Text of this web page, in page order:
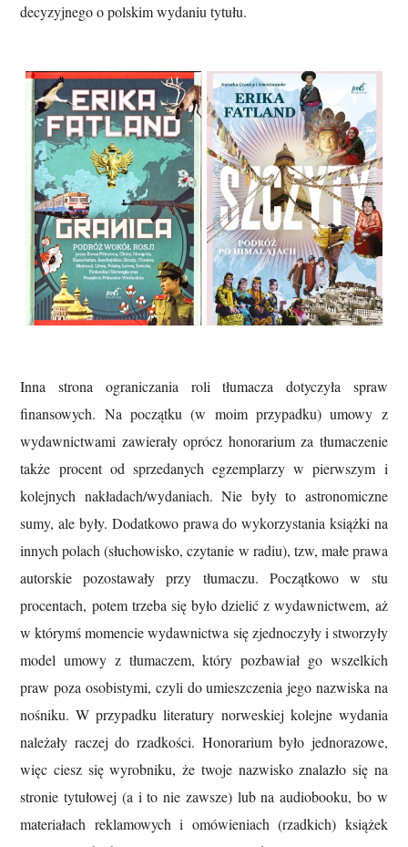
decyzyjnego o polskim wydaniu tytułu.
Inna strona ograniczania roli tłumacza dotyczyła spraw
finansowych. Na początku (w moim przypadku) umowy z
wydawnictwami zawierały oprócz honorarium za tłumaczenie
także procent od sprzedanych egzemplarzy w pierwszym i
kolejnych nakładach/wydaniach. Nie były to astronomiczne
sumy, ale były. Dodatkowo prawa do wykorzystania książki na
innych polach (słuchowisko, czytanie w radiu), tzw, małe prawa
autorskie pozostawały przy tłumaczu. Początkowo w stu
procentach, potem trzeba się było dzielić z wydawnictwem, aż
w którymś momencie wydawnictwa się zjednoczyły i stworzyły
model umowy z tłumaczem, który pozbawiał go wszelkich
praw poza osobistymi, czyli do umieszczenia jego nazwiska na
nośniku. W przypadku literatury norweskiej kolejne wydania
należały raczej do rzadkości. Honorarium było jednorazowe,
więc ciesz się wyrobniku, że twoje nazwisko znalazło się na
stronie tytułowej (a i to nie zawsze) lub na audiobooku, bo w
materiałach reklamowych i omówieniach (rzadkich) książek